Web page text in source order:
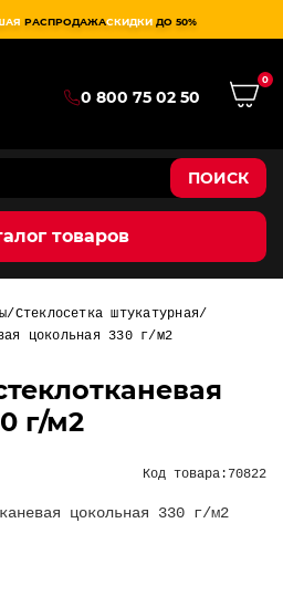
РАСПРОДАЖАСКИДКИ ДО 50%
0 800 75 02 50
0
ПОИСК
товаров
Стеклосетка штукатурная
цокольная 330 г/м2
г/м2
Код товара: 70822